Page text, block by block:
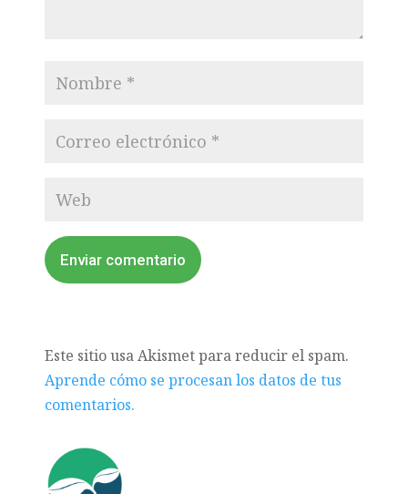
Enviar comentario
Este sitio usa Akismet para reducir el spam.
Aprende cómo se procesan los datos de tus
comentarios.